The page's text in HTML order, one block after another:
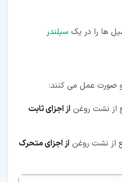
ها را در یک سیلندر
صورت عمل می کنند:
از نشت روغن از اجزای ثابت
از نشت روغن از اجزای متحرک